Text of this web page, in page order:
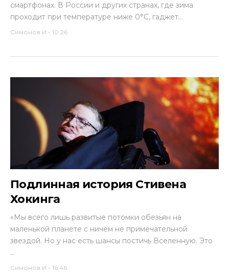
смартфонах. В России и других странах, где зима
проходит при температуре ниже 0°C, гаджет...
Симонов И - 10:26
Подлинная история Стивена
Хокинга
«Мы всего лишь развитые потомки обезьян на
маленькой планете с ничем не примечательной
звездой. Но у нас есть шансы постичь Вселенную. Это
...
Симонов И - 16:46